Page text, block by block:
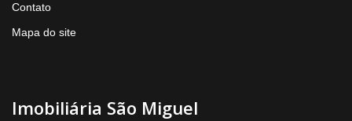
Contato
Mapa do site
Imobiliária São Miguel